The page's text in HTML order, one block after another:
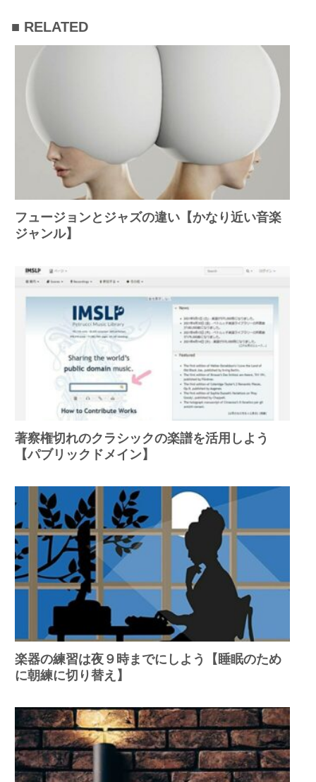
■ RELATED
フュージョンとジャズの違い【かなり近い音楽
ジャンル】
著察権切れのクラシックの楽譜を活用しよう
【パブリックドメイン】
楽器の練習は夜９時までにしよう【睡眠のため
に朝練に切り替え】